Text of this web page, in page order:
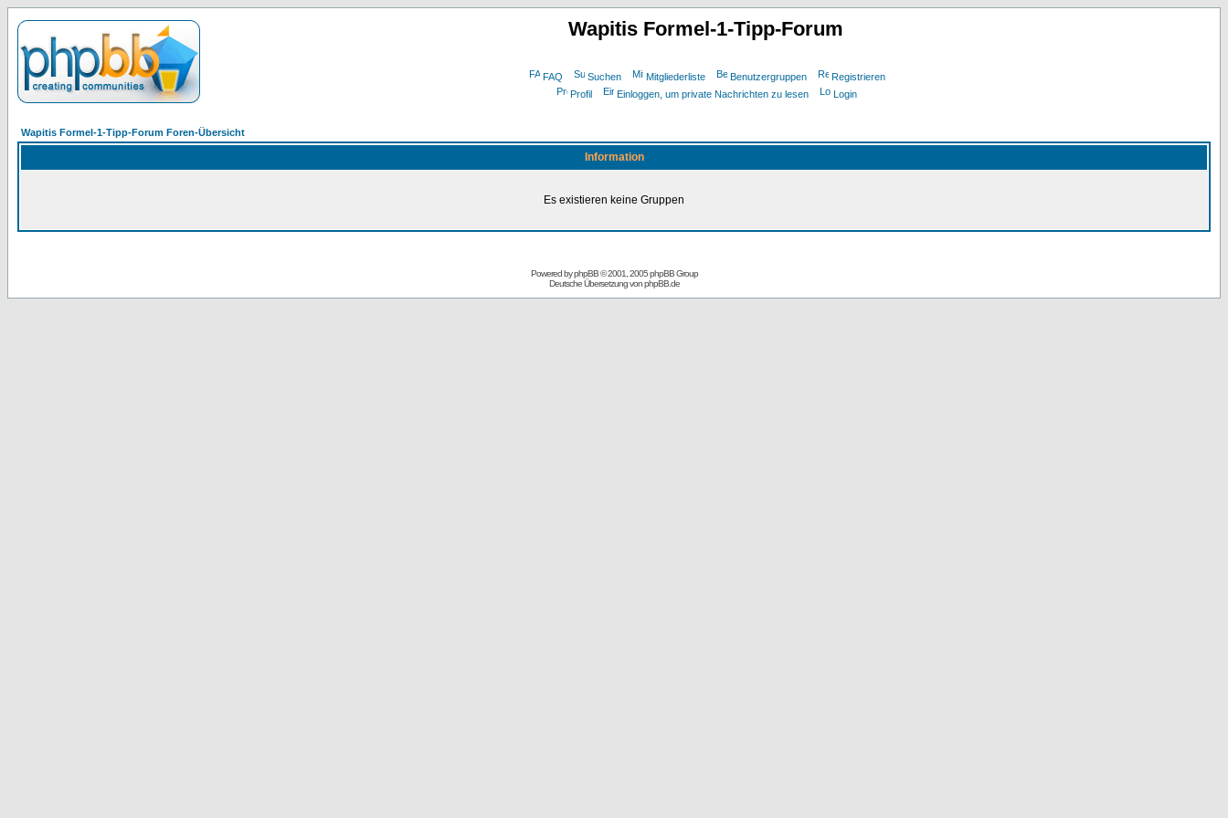
Wapitis Formel-1-Tipp-Forum
FAQ Suchen Mitgliederliste Benutzergruppen
Registrieren
Profil
Einloggen, um private Nachrichten zu lesen Login
Wapitis Formel-1-Tipp-Forum Foren-Übersicht
Information
Es existieren keine Gruppen
Powered byphpBB© 2001, 2005 phpBB Group
Deutsche Übersetzung vonphpBB.de